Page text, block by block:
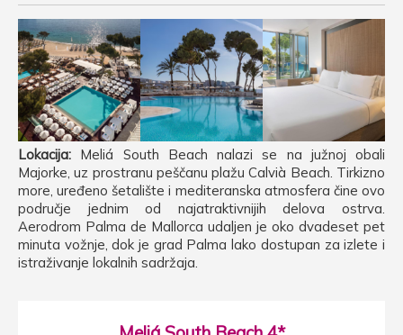
Lokacija: Meliá South Beach nalazi se na južnoj obali
Majorke, uz prostranu peščanu plažu Calvià Beach. Tirkizno
more, uređeno šetalište i mediteranska atmosfera čine ovo
područje jednim od najatraktivnijih delova ostrva.
Aerodrom Palma de Mallorca udaljen je oko dvadeset pet
minuta vožnje, dok je grad Palma lako dostupan za izlete i
istraživanje lokalnih sadržaja.